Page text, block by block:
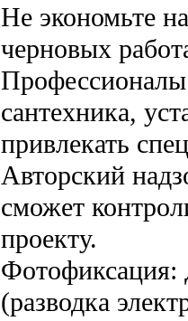
Не экономьте
черновых
сантехника,
привлекать
Авторский
сможет
проекту.
Фотофиксация:
(разводка